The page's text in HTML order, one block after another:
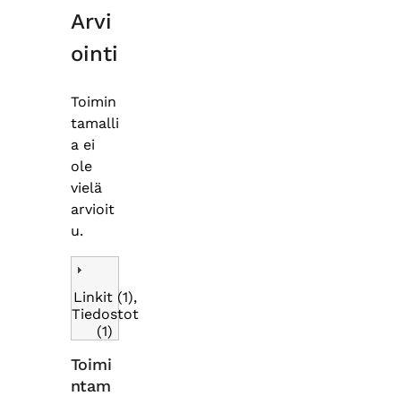
Arvi
ointi
Toimin
tamalli
a ei
ole
vielä
arvioit
u.
Linkit (1),
Tiedostot
(1)
Toimi
ntam